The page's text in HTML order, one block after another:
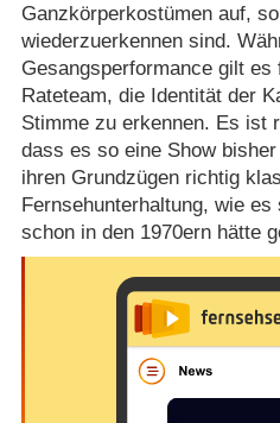
Ganzkörperkostümen auf,
wiederzuerkennen sind.
Gesangsperformance gilt
Rateteam, die Identität der
Stimme zu erkennen. Es ist
dass es so eine Show
ihren Grundzügen richtig
Fernsehunterhaltung, wie
schon in den 1970ern hätte